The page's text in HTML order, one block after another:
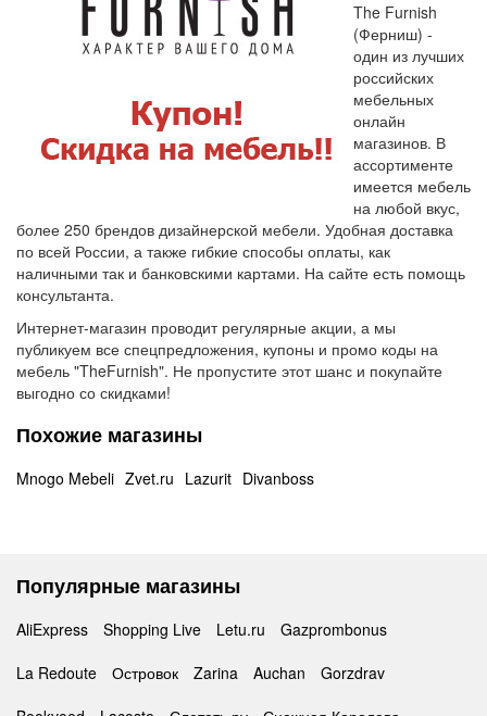
The Furnish
(Ферниш) -
один из лучших
российских
мебельных
онлайн
магазинов. В
ассортименте
имеется мебель
на любой вкус,
более 250 брендов дизайнерской мебели. Удобная доставка
по всей России, а также гибкие способы оплаты, как
наличными так и банковскими картами. На сайте есть помощь
консультанта.
Интернет-магазин проводит регулярные акции, а мы
публикуем все спецпредложения, купоны и промо коды на
мебель "TheFurnish". Не пропустите этот шанс и покупайте
выгодно со скидками!
Похожие магазины
Mnogo Mebeli Zvet.ru Lazurit Divanboss
Популярные магазины
AliExpress Shopping Live Letu.ru
Gazprombonus
La Redoute
Островок Zarina Auchan
Gorzdrav